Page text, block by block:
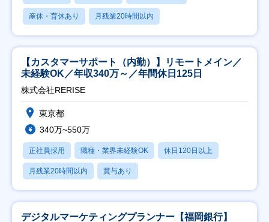
産休・育休あり 月残業20時間以内
【カスタマーサポート（内勤）】リモートメイン／
未経験OK／年収340万～／年間休日125日
株式会社RERISE
東京都
340万~550万
正社員採用 職種・業界未経験OK 休日120日以上
月残業20時間以内 賞与あり
デジタルマーケティングプランナー【福岡銀行】